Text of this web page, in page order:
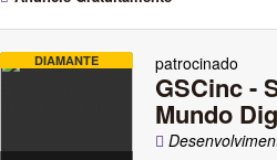
DIAMANTE patrocinado
GSCinc -
Mundo